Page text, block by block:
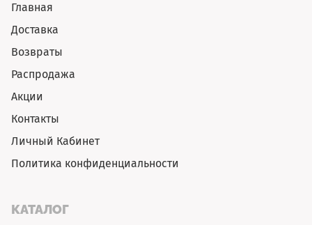
Главная
Доставка
Возвраты
Распродажа
Акции
Контакты
Личный Кабинет
Политика конфиденциальности
КАТАЛОГ